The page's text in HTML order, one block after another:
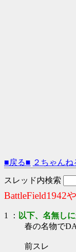
■戻る■ ２ちゃんね
スレッド内検索
BattleField1942
1 ： 以下、名無し
春の名物で
前スレ